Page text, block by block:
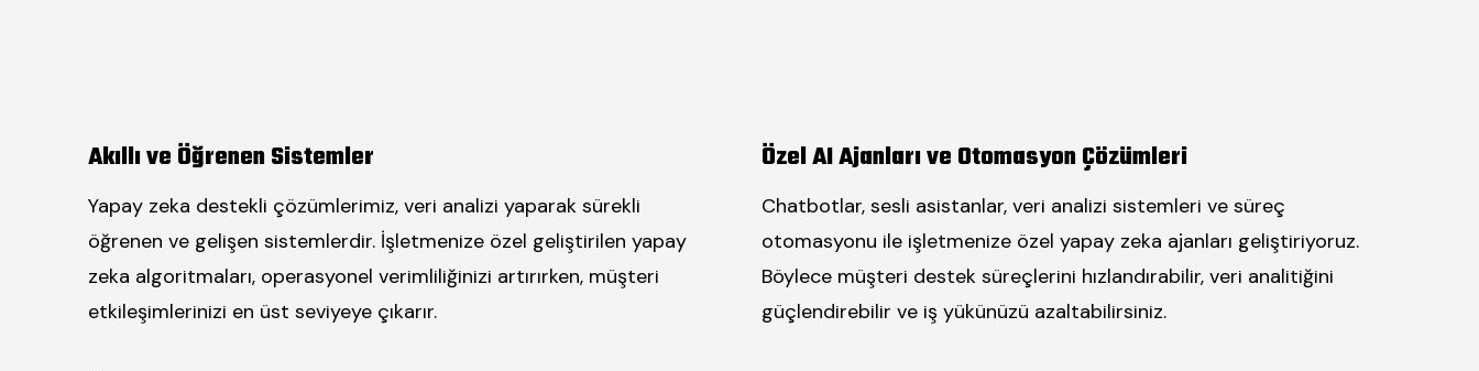
Akıllı ve Öğrenen Sistemler
Yapay zeka destekli çözümlerimiz, veri analizi yaparak sürekli
öğrenen ve gelişen sistemlerdir. İşletmenize özel geliştirilen yapay
zeka algoritmaları, operasyonel verimliliğinizi artırırken, müşteri
etkileşimlerinizi en üst seviyeye çıkarır.
Özel AI Ajanları ve Otomasyon Çözümleri
Chatbotlar, sesli asistanlar, veri analizi sistemleri ve süreç
otomasyonu ile işletmenize özel yapay zeka ajanları geliştiriyoruz.
Böylece müşteri destek süreçlerini hızlandırabilir, veri analitiğini
güçlendirebilir ve iş yükünüzü azaltabilirsiniz.